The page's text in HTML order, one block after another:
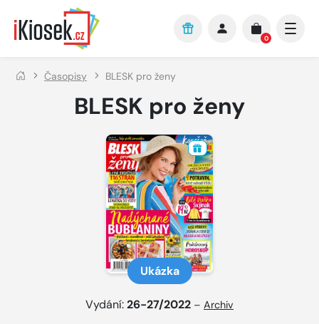
Přejít na hlavní obsah
0
Časopisy BLESK pro ženy
BLESK pro ženy
Ukázka
Vydání:26-27/2022 – Archiv